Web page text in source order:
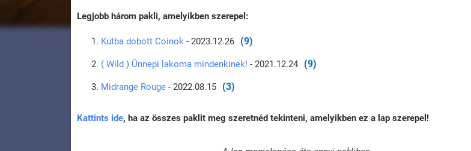
Legjobb három pakli, amelyikben szerepel:
Kútba dobott Coinok - 2023.12.26 (9)
( Wild ) Ünnepi lakoma mindenkinek! - 2021.12.24 (9)
Midrange Rouge - 2022.08.15 (3)
Kattints ide, ha az összes paklit meg szeretnéd tekinteni, amelyikben ez a lap szerepel!